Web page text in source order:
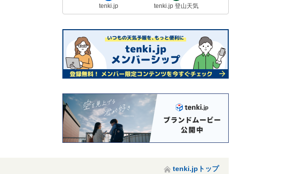
tenki.jp tenki.jp 登山天気
tenki.jpトップ